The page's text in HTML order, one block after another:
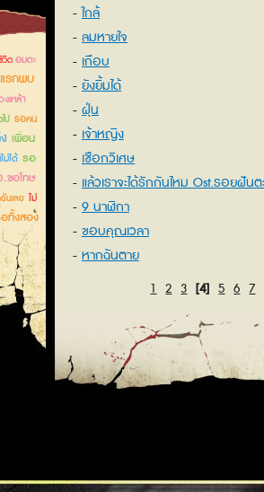
วิตอมตะ
รกพบ
งเหล้า
ป รอคน
เพื่อน
ม่ได้ รอ
ขอโทษ
นเลย ไม่
ทั้งสอง
ใกล้
ลมหายใจ
เกือบ
ยังยิ้มได้
ฝุ่น
เจ้าหญิง
เชือกวิเศษ
แล้วเราจะได้รักกันไหม Ost.รอยฝัน
เดือด
9 นาฬิกา
ขอบคุณเวลา
หากฉันตาย
1 2 3 [4] 5 6 7